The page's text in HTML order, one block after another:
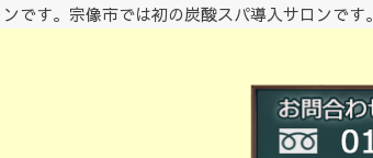
です。宗像市では初の炭酸スパ導入サロンです。